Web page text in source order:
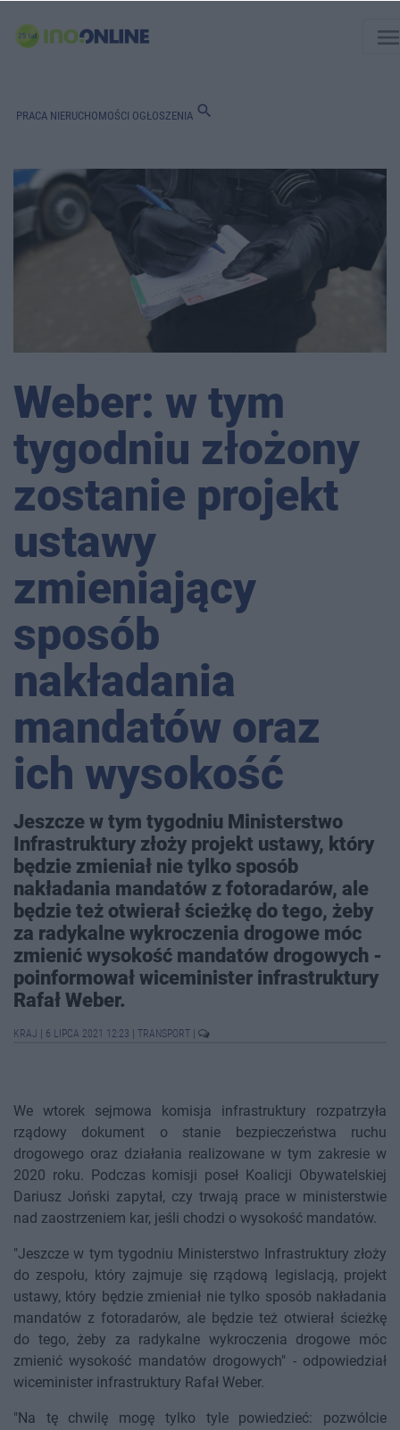
PRACA NIERUCHOMOŚCI OGŁOSZENIA search
Weber: w tym
tygodniu złożony
zostanie projekt
ustawy
zmieniający
sposób
nakładania
mandatów oraz
ich wysokość
Jeszcze w tym tygodniu Ministerstwo
Infrastruktury złoży projekt ustawy, który
będzie zmieniał nie tylko sposób
nakładania mandatów z fotoradarów, ale
będzie też otwierał ścieżkę do tego, żeby
za radykalne wykroczenia drogowe móc
zmienić wysokość mandatów drogowych -
poinformował wiceminister infrastruktury
Rafał Weber.
KRAJ 6 LIPCA 2021 12:23 TRANSPORT
We wtorek sejmowa komisja infrastruktury rozpatrzyła
rządowy dokument o stanie bezpieczeństwa ruchu
drogowego oraz działania realizowane w tym zakresie w
2020 roku. Podczas komisji poseł Koalicji Obywatelskiej
Dariusz Joński zapytał, czy trwają prace w ministerstwie
nad zaostrzeniem kar, jeśli chodzi o wysokość mandatów.
"Jeszcze w tym tygodniu Ministerstwo Infrastruktury złoży
do zespołu, który zajmuje się rządową legislacją, projekt
ustawy, który będzie zmieniał nie tylko sposób nakładania
mandatów z fotoradarów, ale będzie też otwierał ścieżkę
do tego, żeby za radykalne wykroczenia drogowe móc
zmienić wysokość mandatów drogowych" - odpowiedział
wiceminister infrastruktury Rafał Weber.
"Na tę chwilę mogę tylko tyle powiedzieć: pozwólcie